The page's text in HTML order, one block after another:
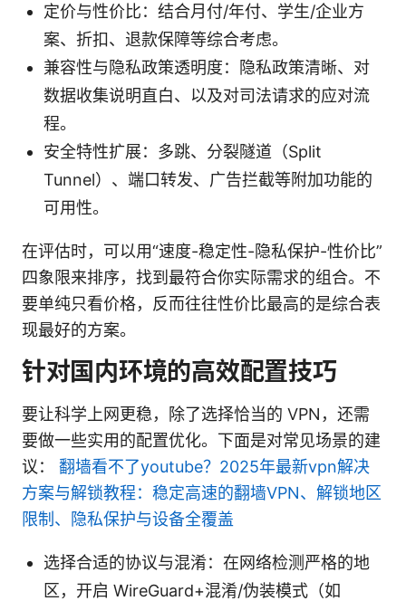
定价与性价比：结合月付/年付、学生/企业方
案、折扣、退款保障等综合考虑。
兼容性与隐私政策透明度：隐私政策清晰、对
数据收集说明直白、以及对司法请求的应对流
程。
安全特性扩展：多跳、分裂隧道（Split
Tunnel）、端口转发、广告拦截等附加功能的
可用性。
在评估时，可以用“速度-稳定性-隐私保护-性价比”
四象限来排序，找到最符合你实际需求的组合。不
要单纯只看价格，反而往往性价比最高的是综合表
现最好的方案。
针对国内环境的高效配置技巧
要让科学上网更稳，除了选择恰当的 VPN，还需
要做一些实用的配置优化。下面是对常见场景的建
议： 翻墙看不了youtube？2025年最新vpn解决
方案与解锁教程：稳定高速的翻墙VPN、解锁地区
限制、隐私保护与设备全覆盖
选择合适的协议与混淆：在网络检测严格的地
区，开启 WireGuard+混淆/伪装模式（如